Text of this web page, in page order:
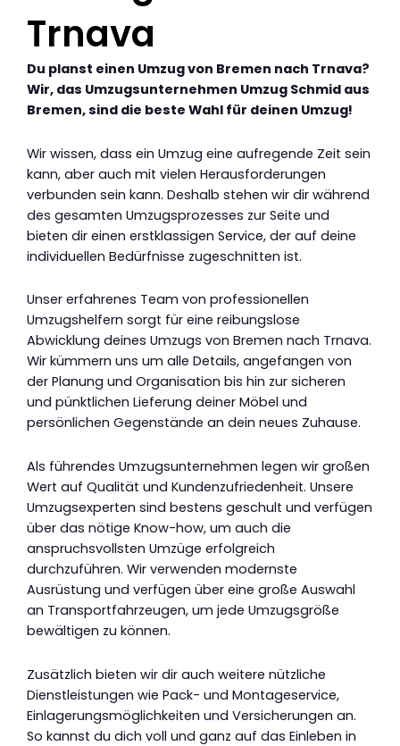
Trnava
Du planst einen Umzug von Bremen nach Trnava?
Wir, das Umzugsunternehmen Umzug Schmid aus
Bremen, sind die beste Wahl für deinen Umzug!
Wir wissen, dass ein Umzug eine aufregende Zeit sein
kann, aber auch mit vielen Herausforderungen
verbunden sein kann. Deshalb stehen wir dir während
des gesamten Umzugsprozesses zur Seite und
bieten dir einen erstklassigen Service, der auf deine
individuellen Bedürfnisse zugeschnitten ist.
Unser erfahrenes Team von professionellen
Umzugshelfern sorgt für eine reibungslose
Abwicklung deines Umzugs von Bremen nach Trnava.
Wir kümmern uns um alle Details, angefangen von
der Planung und Organisation bis hin zur sicheren
und pünktlichen Lieferung deiner Möbel und
persönlichen Gegenstände an dein neues Zuhause.
Als führendes Umzugsunternehmen legen wir großen
Wert auf Qualität und Kundenzufriedenheit. Unsere
Umzugsexperten sind bestens geschult und verfügen
über das nötige Know-how, um auch die
anspruchsvollsten Umzüge erfolgreich
durchzuführen. Wir verwenden modernste
Ausrüstung und verfügen über eine große Auswahl
an Transportfahrzeugen, um jede Umzugsgröße
bewältigen zu können.
Zusätzlich bieten wir dir auch weitere nützliche
Dienstleistungen wie Pack- und Montageservice,
Einlagerungsmöglichkeiten und Versicherungen an.
So kannst du dich voll und ganz auf das Einleben in